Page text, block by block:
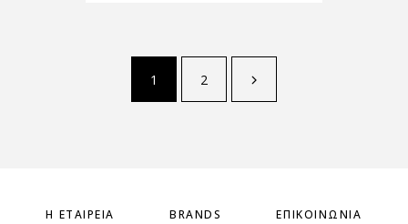
1 2
Η ΕΤΑΙΡΕΊΑ BRANDS ΕΠΙΚΟΙΝΩΝΊΑ